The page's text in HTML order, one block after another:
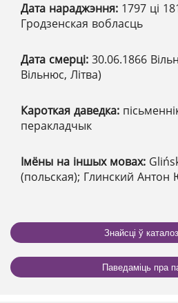
Дата нараджэння: 1797 ці
Гродзенская вобласць
Дата смерці: 30.06.1866
Вільнюс, Літва)
Кароткая даведка:
перакладчык
Імёны на іншых мовах:
(польская); Глинский Антон
Знайсці ў
Паведаміць пра